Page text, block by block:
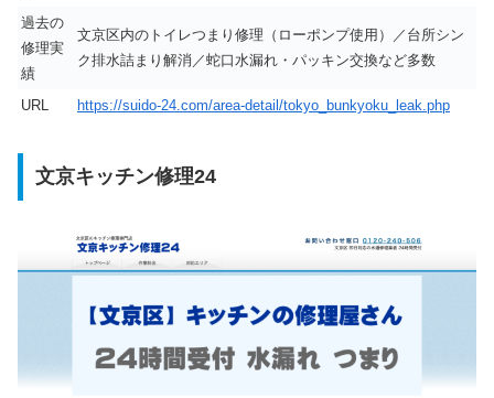
過去の
修理実
績
文京区内のトイレつまり修理（ローポンプ使用）／台所シン
ク排水詰まり解消／蛇口水漏れ・パッキン交換など多数
URL https://suido-24.com/area-detail/tokyo_bunkyoku_leak.php
文京キッチン修理24